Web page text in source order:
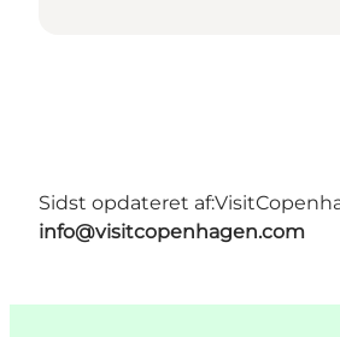
Sidst opdateret af:
info@visitcopenhagen.com